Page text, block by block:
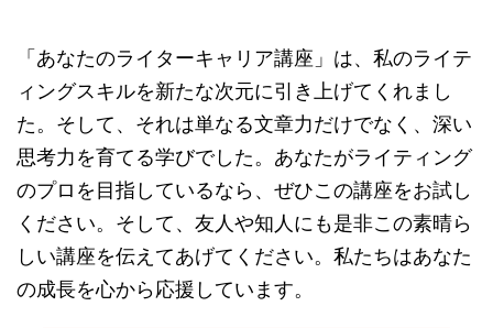
「あなたのライターキャリア講座」は、私のライテ
ィングスキルを新たな次元に引き上げてくれまし
た。そして、それは単なる文章力だけでなく、深い
思考力を育てる学びでした。あなたがライティング
のプロを目指しているなら、ぜひこの講座をお試し
ください。そして、友人や知人にも是非この素晴ら
しい講座を伝えてあげてください。私たちはあなた
の成長を心から応援しています。